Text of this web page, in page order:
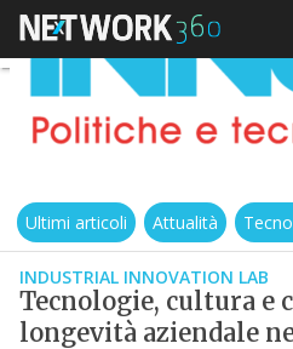
Ultimi articoli Attualità
INDUSTRIAL INNOVATION LAB
Tecnologie, cultura e
longevità aziendale